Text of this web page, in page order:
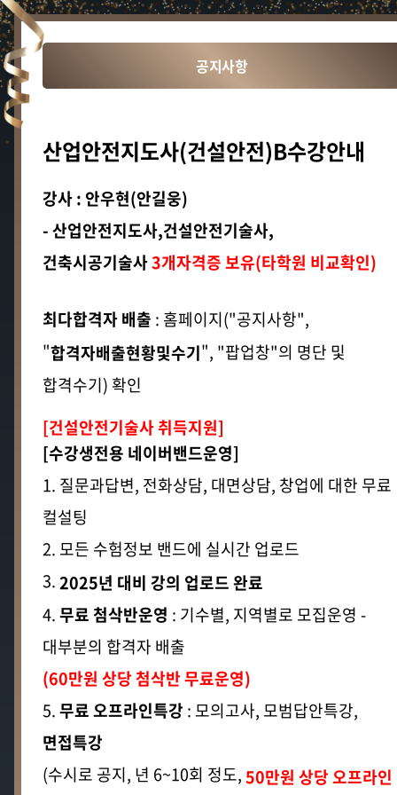
2003년 개원,최다 합격자 배출 로
공지사항
2026년 제16회 산업안전지도사 2차 합격자 명단(우리학원수강생)
[산업안전지도사(건설안전)B] 16회 산업안전지도사 2차 기출문제 및 정답
2026년 제16회 산업안전지도사 1차 합격자 명단(우리학원수강생)
2026년도 국가전문자격시험 시행일정 사전공고-첨부파일참고
2026년도 국가기술자격 검정시행계획(기술사, 기능장, 기사, 기능사)-첨부파일참고
2025년 제15회 산업안전지도사 3차(최종) 합격자 명단 및 수기(우리학원수강생) - 합격을 축하드립니다
2025년 제15회 산업안전지도사 2차 합격자 명단(우리학원수강생)
2025년 제15회 산업안전지도사 1차 합격자 명단(우리학원수강생)
25년 산업안전지도사 및 건설안전기술사 강의업로드, 첨삭반 및 면접교육 안내
2026년 8월 카드사 무이자 할부 혜택 안내
2026년 제16회 산업안전지도사 2차 합격자 명단(우리학원수강생)
[산업안전지도사(건설안전)B] 16회 산업안전지도사 2차 기출문제 및 정답
2026년도 국가전문자격시험 시행일정 사전공고-첨부파일참고
2026년도 국가기술자격 검정시행계획(기술사, 기능장, 기사, 기능사)-첨부파일참고
제16회 산업안전
(보건)지도사 3차
공지사항
산업안전지도사(건설안전)B수강안내
강사 : 안우현(안길웅)
- 산업안전지도사,건설안전기술사,
건축시공기술사3개자격증 보유(타학원 비교확인)
최다합격자 배출 : 홈페이지("공지사항",
"합격자배출현황및수기", "팝업창"의 명단 및
합격수기) 확인
[건설안전기술사 취득지원]
[수강생전용 네이버밴드운영]
1. 질문과답변, 전화상담, 대면상담, 창업에 대한 무료
컬설팅
2. 모든 수험정보 밴드에 실시간 업로드
3.2025년 대비 강의 업로드 완료
4.무료 첨삭반운영 : 기수별, 지역별로 모집운영 -
대부분의 합격자 배출
(60만원 상당 첨삭반 무료운영)
5.무료 오프라인특강 : 모의고사, 모범답안특강,
면접특강
(수시로 공지, 년 6~10회 정도,50만원 상당 오프라인